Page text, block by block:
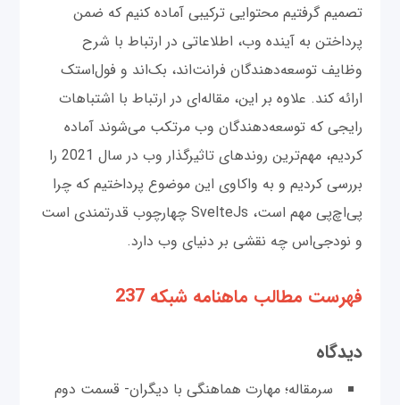
تصمیم گرفتیم محتوایی ترکیبی آماده کنیم که ضمن
پرداختن به آینده وب، اطلاعاتی در ارتباط با شرح
وظایف توسعه‌دهندگان فرانت‌اند، بک‌اند و فول‌استک
ارائه کند. علاوه بر این، مقاله‌ای در ارتباط با اشتباهات
رایجی که توسعه‌دهندگان وب مرتکب می‌شوند آماده
کردیم، مهم‌ترین روندهای تاثیرگذار وب در سال 2021 را
بررسی کردیم و به واکاوی این موضوع پرداختیم که چرا
پی‌اچ‌پی مهم است، SvelteJs چهارچوب قدرتمندی است
و نود‌جی‌اس چه نقشی بر دنیای وب دارد.
فهرست مطالب ماهنامه شبکه 237
دیدگاه
سرمقاله؛ مهارت هماهنگی با دیگران- قسمت دوم